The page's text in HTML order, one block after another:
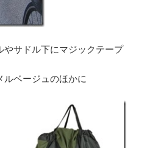
やサドル下にマジックテープ
ルベージュのほかに